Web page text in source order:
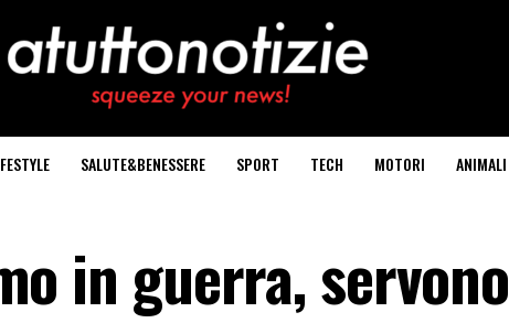
SALUTE&BENESSERE SPORT TECH MOTORI ANIMALI
in guerra, servono